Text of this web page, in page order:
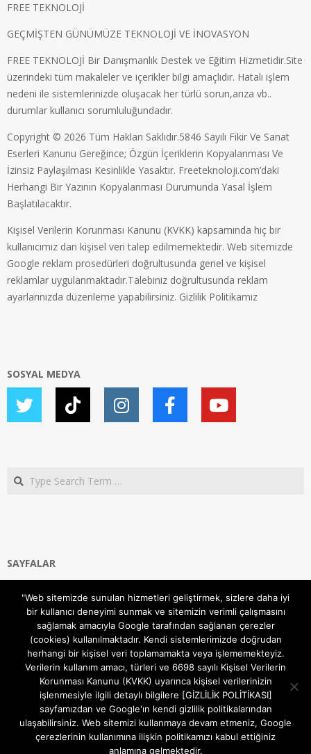
FREE TEKNOLOJİ
GEÇMİŞTEN GÜNÜMÜZE TEKNOLOJİ VE İNOVASYON
FREE TEKNOLOJİ Bir Danışmanlık Destek ve Eğitim Hizmetidir.Site
üzerindeki tüm makaleler ve içerikler bilgi amaçlıdır. Hatalı işlem
nedeni ile sistemlerinizde oluşacak her türlü sorun,arıza vb..
durumlar kullanıcı sorumluluğundadır.
Copyright © 2026 Tüm Hakları Saklıdır.5846 Sayılı Fikir Ve Sanat
Eserleri Kanunu Gereğince; Özgün İçeriklerin Kopyalanması Ve
İzinsiz Paylaşılması Kesinlikle Yasaktır. Freeteknoloji.com’daki
Herhangi Bir Yazının Kopyalanması Durumunda Yasal İşlem
Başlatılacaktır.
Kişisel Verilerin Korunması Kanunu (KVKK) kapsamında hiç bir
kullanıcımız dan kişisel veri talep edilmemektedir. Web sitemizde
Google reklam prosedürleri doğrultusunda genel ve kişisel
reklamlar uygulanmaktadır.Talebiniz doğrultusunda reklam
ayarlarınızda düzenleme yapabilirsiniz. Gizlilik Politikamız
SOSYAL MEDYA
Search
SAYFALAR
Gizlilik ve Çerezler (Cookies) Politikası
Hakkımızda
İletişim Kanalları
MODEM KURULUM
TEKNİK DESTEK
TELEVİZYON SİSTEMLERİ
"Web sitemizde sunulan hizmetleri geliştirmek, sizlere daha iyi
bir kullanıcı deneyimi sunmak ve sitemizin verimli çalışmasını
sağlamak amacıyla Google tarafından sağlanan çerezler
(cookies) kullanılmaktadır. Kendi sistemlerimizde doğrudan
herhangi bir kişisel veri toplamamakta veya işlememekteyiz.
Verilerin kullanım amacı, türleri ve 6698 sayılı Kişisel Verilerin
Korunması Kanunu (KVKK) uyarınca kişisel verilerinizin
işlenmesiyle ilgili detaylı bilgilere [GİZLİLİK POLİTİKASI]
sayfamızdan ve Google'ın kendi gizlilik politikalarından
ulaşabilirsiniz. Web sitemizi kullanmaya devam etmeniz, Google
çerezlerinin kullanımına ilişkin politikamızı kabul ettiğiniz
anlamına gelmektedir.